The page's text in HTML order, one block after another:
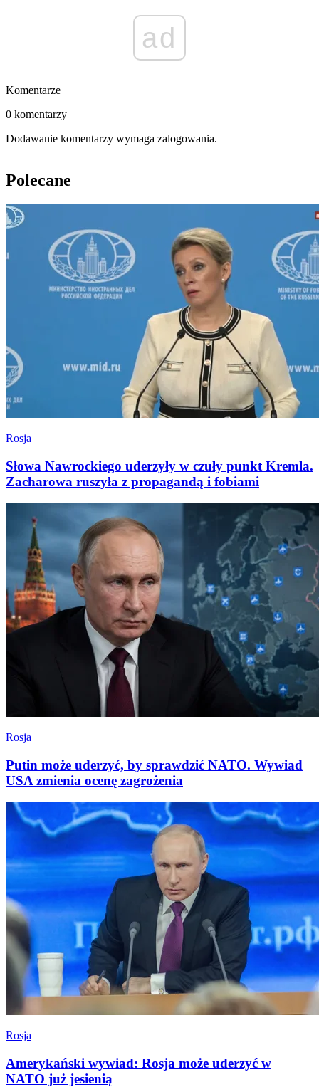
ad
Komentarze
0 komentarzy
Dodawanie komentarzy wymaga zalogowania.
Polecane
Rosja
Słowa Nawrockiego uderzyły w czuły punkt Kremla.
Zacharowa ruszyła z propagandą i fobiami
Rosja
Putin może uderzyć, by sprawdzić NATO. Wywiad
USA zmienia ocenę zagrożenia
Rosja
Amerykański wywiad: Rosja może uderzyć w
NATO już jesienią